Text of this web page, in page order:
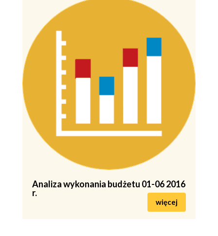
Analiza wykonania budżetu 01-06 2016
r.
więcej